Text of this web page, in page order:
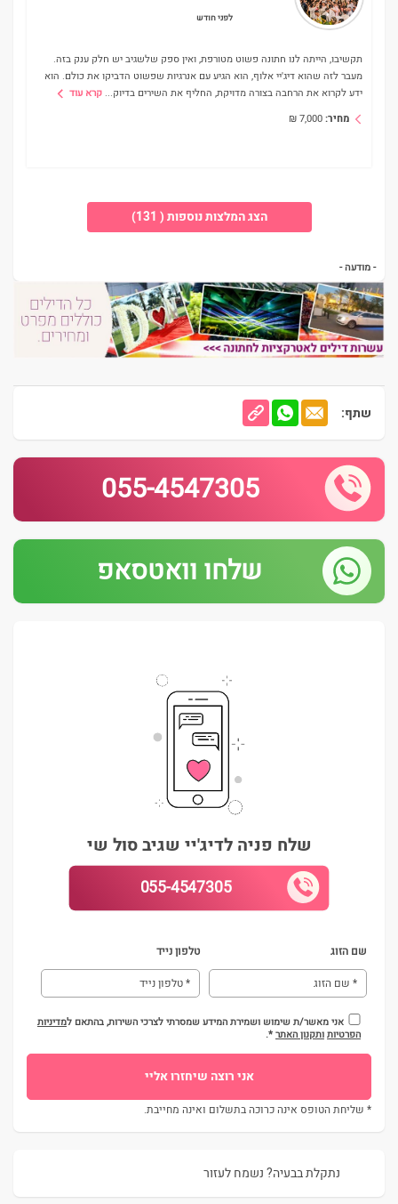
לפני חודש
תקשיבו, הייתה לנו חתונה פשוט מטורפת, ואין ספק שלשגיב יש חלק ענק בזה.
מעבר לזה שהוא דיג'יי אלוף, הוא הגיע עם אנרגיות שפשוט הדביקו את כולם. הוא
ידע לקרוא את הרחבה בצורה מדויקת, החליף את השירים בדיוק... קרא עוד
מחיר:7,000
₪
הצג המלצות נוספות ( 131)
- מודעה -
שתף:
055-4547305
שלחו וואטסאפ
שלח פניה לדיג'יי שגיב סול שי
055-4547305
שם הזוג טלפון נייד
אני מאשר/ת שימוש ושמירת המידע שמסרתי לצרכי השירות, בהתאם למדיניות
הפרטיותותקנון האתר*.
* שליחת הטופס אינה כרוכה בתשלום ואינה מחייבת.
נתקלת בבעיה? נשמח לעזור